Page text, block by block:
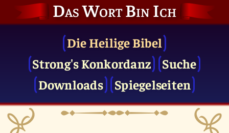
Das Wort Bin Ich
Die Heilige Bibel
Strong's Konkordanz
Suche
Downloads
Spiegelseiten